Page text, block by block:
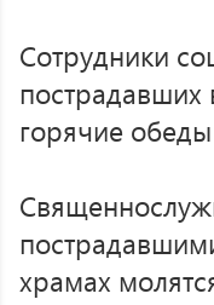
Сотрудники
пострадавших
горячие
храмах